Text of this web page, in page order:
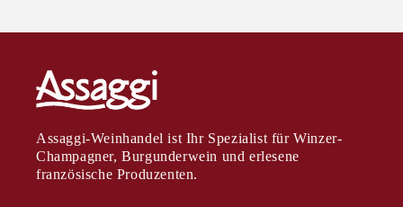
Assaggi-Weinhandel ist Ihr Spezialist für Winzer-
Champagner, Burgunderwein und erlesene
französische Produzenten.